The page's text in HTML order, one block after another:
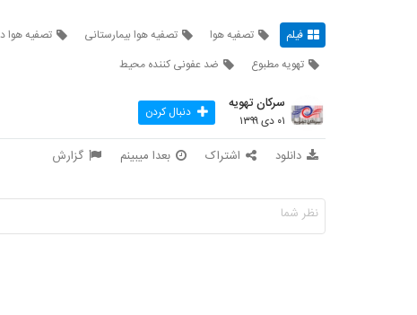
فیلم تصفیه هوا تصفیه هوا بیمارستانی تصفیه هوا
تهویه مطبوع
ضد عفونی کننده محیط
سرکان تهویه
۰۱ دی ۱۳۹۹ دنبال کردن
دانلود اشتراک بعدا میبینم گزارش